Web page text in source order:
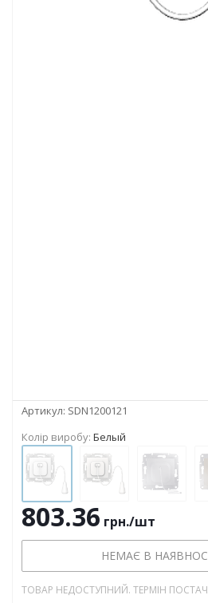
Артикул: SDN1200121
Колір виробу: Белый
803.36 грн./шт
НЕМАЄ В
ТОВАР НЕДОСТУПНИЙ. ТЕРМІН